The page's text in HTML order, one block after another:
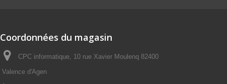
Coordonnées du magasin
CPC informatique, 10 rue Xavier Moulenq 82400
Valence d'Agen